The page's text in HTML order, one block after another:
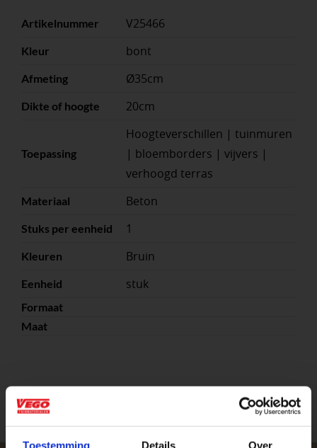
Toestemming Details Over
Artikelnummer V25466
Kleur bont
Afmeting Ø35cm
Dikte of hoogte 20cm
Toepassing
Hoogteverschillen | tuinmuren
| bloemborders | vijvers |
verhoogd terras
Materiaal Beton
Stuks per eenheid 1
Kleuren Bruin
Eenheid stuk
Formaat
Maat